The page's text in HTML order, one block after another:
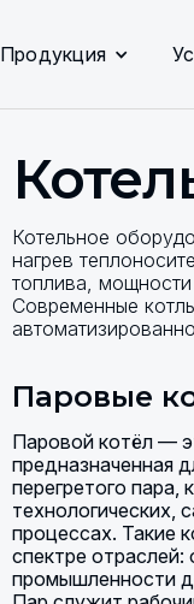
Продукция
Котельное
нагрев
топлива,
Современные
Паровые
Паровой котёл —
предназначенная
перегретого пара,
технологических,
процессах. Такие
спектре
промышленности